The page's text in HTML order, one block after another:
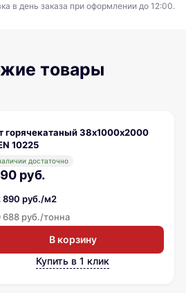
в день заказа при оформлении до 12:00.
товары
горячекатаный 38х1000х2000
10225
достаточно
руб.
890 руб./м2
688 руб./тонна
В корзину
Купить в 1 клик